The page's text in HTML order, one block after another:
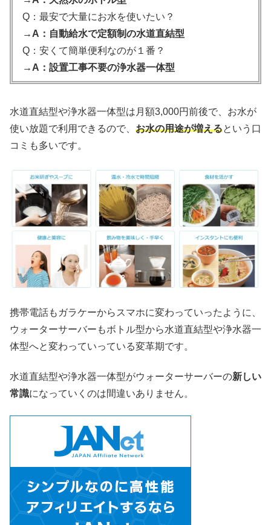
Q：最安で大量にお水を使いたい？
→A：自動給水で定額制の水道直結型
Q：安くて簡単便利なのが１番？
→A：設置工事不要の浄水器一体型
水道直結型や浄水器一体型は月額3,000円前後で、お水が
使い放題で利用できるので、 お水の用途が増えるという口
コミも多いです。
携帯電話もガラケーからスマホに変わっていったように、
ウォーターサーバーもボトル型から水道直結型や浄水器一
体型へと変わっていっている変革期です。
水道直結型や浄水器一体型がウォーターサーバーの新しい
常識になっていくのは間違いありません。